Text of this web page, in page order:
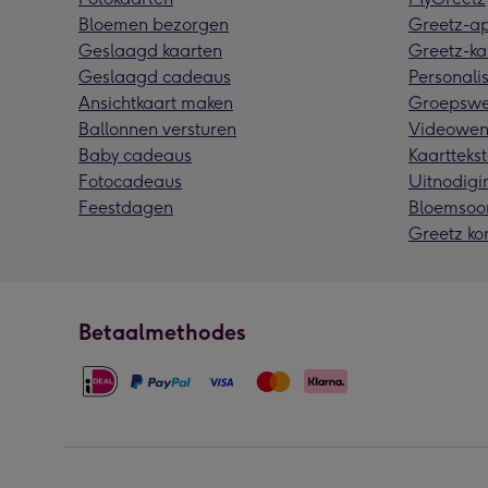
Bloemen bezorgen
Geslaagd kaarten
Geslaagd cadeaus
Ansichtkaart maken
Ballonnen versturen
Baby cadeaus
Fotocadeaus
Feestdagen
Greetz-
Greetz-
Greetz
Betaalmethodes